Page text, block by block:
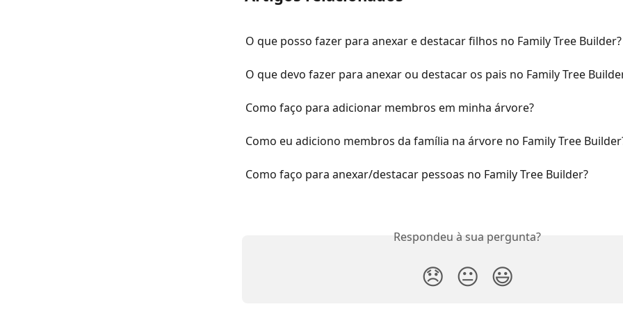
O que posso fazer para anexar e destacar filhos no Family Tree Builder?
O que devo fazer para anexar ou destacar os pais no Family Tree
Como faço para adicionar membros em minha árvore?
Como eu adiciono membros da família na árvore no Family Tree
Como faço para anexar/destacar pessoas no Family Tree Builder?
Respondeu à sua pergunta?
😞 😐 😃